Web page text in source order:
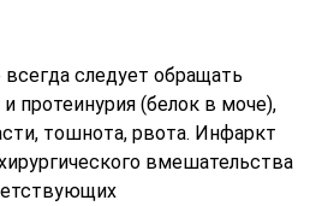
следует обращать
протеинурия (белок в моче),
тошнота, рвота. Инфаркт
вмешательства